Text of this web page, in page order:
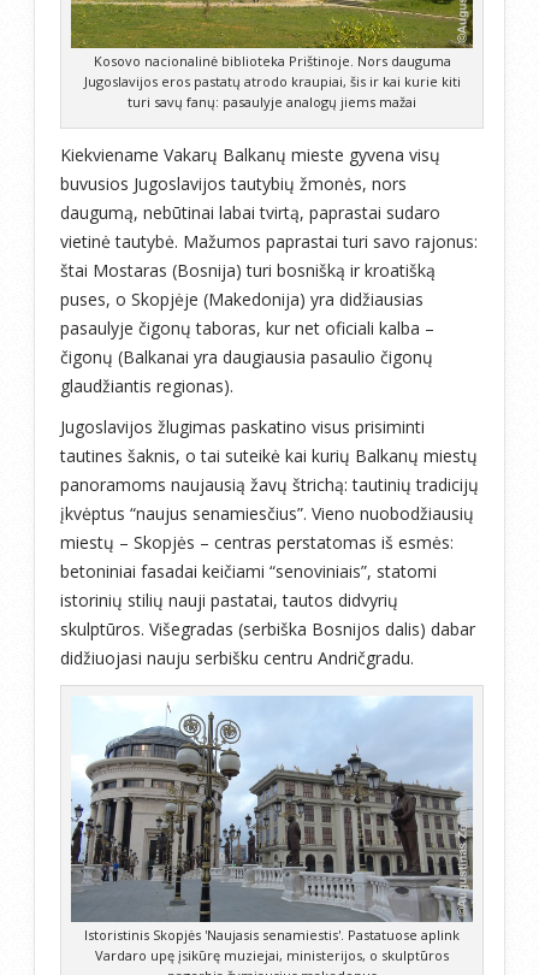
Kosovo nacionalinė biblioteka Prištinoje. Nors dauguma
Jugoslavijos eros pastatų atrodo kraupiai, šis ir kai kurie kiti
turi savų fanų: pasaulyje analogų jiems mažai
Kiekviename Vakarų Balkanų mieste gyvena visų
buvusios Jugoslavijos tautybių žmonės, nors
daugumą, nebūtinai labai tvirtą, paprastai sudaro
vietinė tautybė. Mažumos paprastai turi savo rajonus:
štai Mostaras (Bosnija) turi bosnišką ir kroatišką
puses, o Skopjėje (Makedonija) yra didžiausias
pasaulyje čigonų taboras, kur net oficiali kalba –
čigonų (Balkanai yra daugiausia pasaulio čigonų
glaudžiantis regionas).
Jugoslavijos žlugimas paskatino visus prisiminti
tautines šaknis, o tai suteikė kai kurių Balkanų miestų
panoramoms naujausią žavų štrichą: tautinių tradicijų
įkvėptus “naujus senamiesčius”. Vieno nuobodžiausių
miestų – Skopjės – centras perstatomas iš esmės:
betoniniai fasadai keičiami “senoviniais”, statomi
istorinių stilių nauji pastatai, tautos didvyrių
skulptūros. Višegradas (serbiška Bosnijos dalis) dabar
didžiuojasi nauju serbišku centru Andričgradu.
Istoristinis Skopjės 'Naujasis senamiestis'. Pastatuose aplink
Vardaro upę įsikūrę muziejai, ministerijos, o skulptūros